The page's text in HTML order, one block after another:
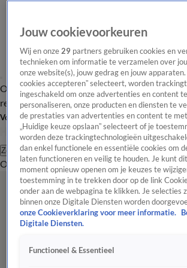
Overzicht Laatste nieuws Regionieuws Het beste
redactie
Volg Hart van Nederland
Zoeken
OverzichtRegioUitzendingenWeerTip de
Jouw cookievoorkeuren
Wij en onze29 partners gebruiken cookies en
technieken om informatie te verzamelen over
onze website(s), jouw gedrag en jouw apparaten.
cookies accepteren” selecteert, worden
ingeschakeld om onze advertenties en content
personaliseren, onze producten en diensten te
de prestaties van advertenties en content te
„Huidige keuze opslaan” selecteert of je
worden deze trackingtechnologieën
dan enkel functionele en essentiële cookies om
laten functioneren en veilig te houden. Je kunt
moment opnieuw openen om je keuzes te
toestemming in te trekken door op de link
onder aan de webpagina te klikken. Je selecties
binnen onze Digitale Diensten worden
onze Cookieverklaring voor meer informatie.
Digitale Diensten.
Functioneel & Essentieel